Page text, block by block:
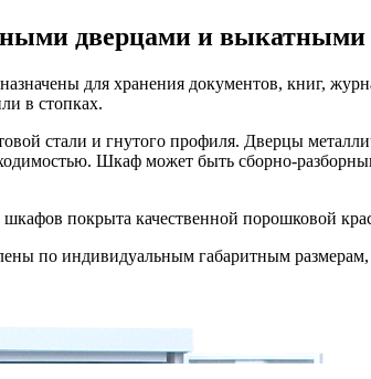
дверцами и выкатными
для хранения документов, книг,
в стопках.
стали и гнутого профиля. Дверцы
Шкаф может быть сборно-
шкафов покрыта качественной порошковой
по индивидуальным габаритным размерам,